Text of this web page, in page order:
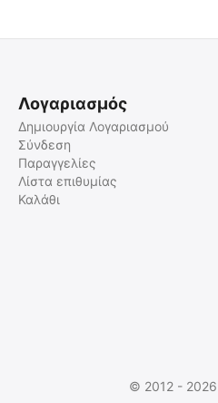
ΘΗΚΗ TOURNIQUE MOLLE
SYSTEM , 34958
9020052101
Λογαριασμός
Δημιουργία Λογαριασμού
Σύνδεση
Παραγγελίες
Λίστα επιθυμίας
Καλάθι
© 2012 - 2026